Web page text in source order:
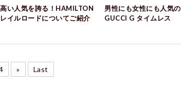
高い人気を誇る！HAMILTON
レイルロードについてご紹介
男性にも女性にも人気の
GUCCI G タイムレス
» Last